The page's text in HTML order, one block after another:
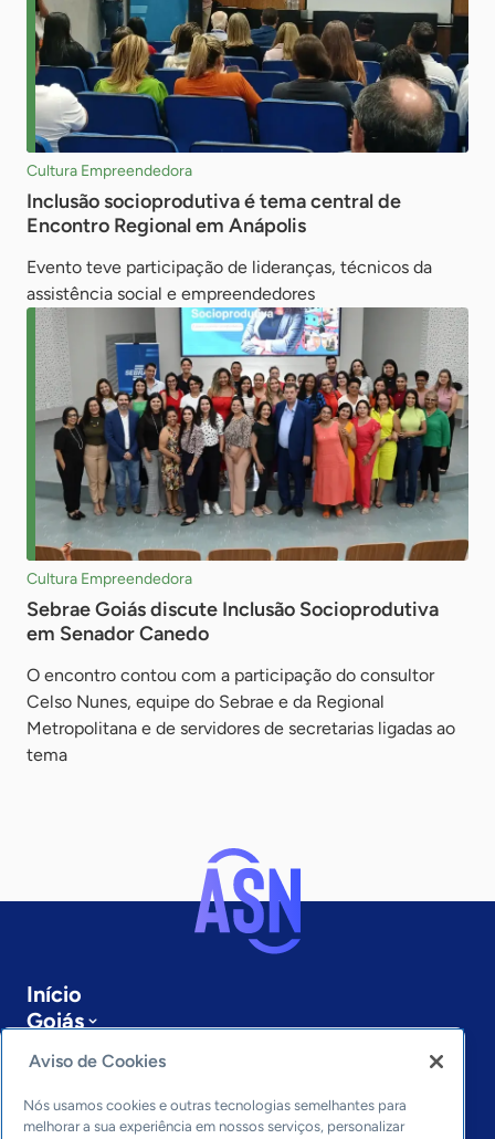
Cultura Empreendedora
Inclusão socioprodutiva é tema central de
Encontro Regional em Anápolis
Evento teve participação de lideranças, técnicos da
assistência social e empreendedores
Cultura Empreendedora
Sebrae Goiás discute Inclusão Socioprodutiva
em Senador Canedo
O encontro contou com a participação do consultor
Celso Nunes, equipe do Sebrae e da Regional
Metropolitana e de servidores de secretarias ligadas ao
tema
Início
Goiás
Sobre a ASN
Últimas notícias
Entre em contato
Editorias
Aviso de Cookies
Nós usamos cookies e outras tecnologias semelhantes para
melhorar a sua experiência em nossos serviços, personalizar